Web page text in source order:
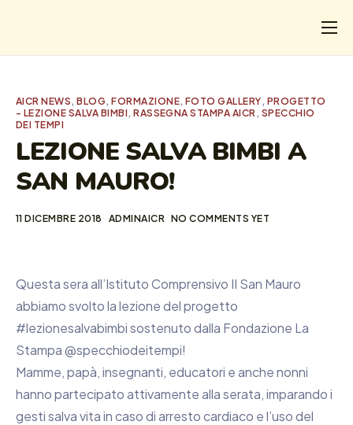
CHI
I SALVATI
FORMAZIONE
PROGETTI
NEWS
AICR NEWS,BLOG,FORMAZIONE, FOTO GALLERY, PROGETTO
- LEZIONE SALVA BIMBI,RASSEGNA STAMPA AICR, SPECCHIO
DEI TEMPI
LEZIONE SALVA BIMBI A
SAN MAURO!
11 DICEMBRE 2018 ADMINAICR NO COMMENTS YET
Questa sera all’Istituto Comprensivo II San Mauro
abbiamo svolto la lezione del progetto
#lezionesalvabimbi sostenuto dalla Fondazione La
Stampa @specchiodeitempi!
Mamme, papà, insegnanti, educatori e anche nonni
hanno partecipato attivamente alla serata, imparando i
gesti salva vita in caso di arresto cardiaco e l’uso del